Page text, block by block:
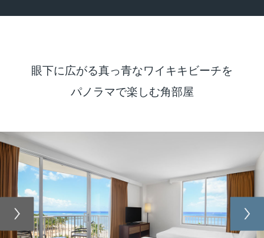
眼下に広がる真っ青なワイキキビーチを
パノラマで楽しむ角部屋
Previous